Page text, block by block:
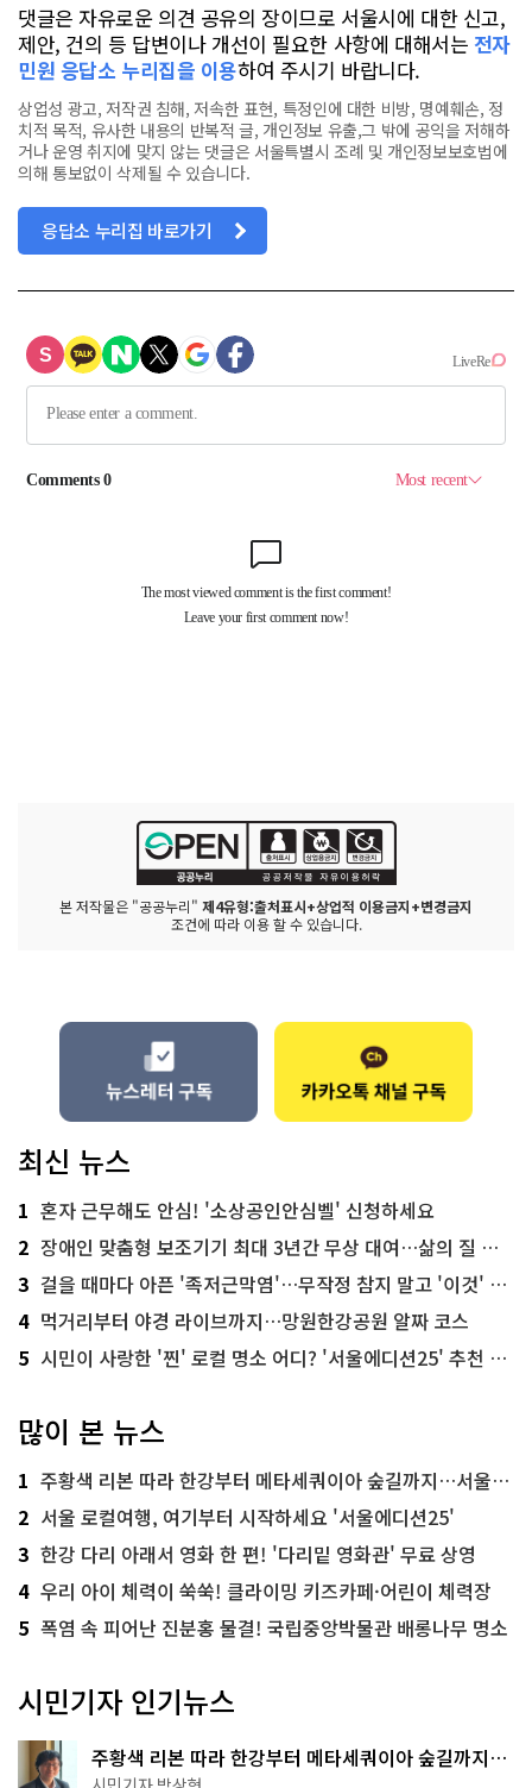
댓글은 자유로운 의견 공유의 장이므로 서울시에 대한 신고,
제안, 건의 등 답변이나 개선이 필요한 사항에 대해서는 전자
민원 응답소 누리집을 이용하여 주시기 바랍니다.
상업성 광고, 저작권 침해, 저속한 표현, 특정인에 대한 비방, 명예훼손, 정
치적 목적, 유사한 내용의 반복적 글, 개인정보 유출,그 밖에 공익을 저해하
거나 운영 취지에 맞지 않는 댓글은 서울특별시 조례 및 개인정보보호법에
의해 통보없이 삭제될 수 있습니다.
응답소 누리집 바로가기
본 저작물은 "공공누리" 제4유형:출처표시+상업적 이용금지+변경금지
조건에 따라 이용 할 수 있습니다.
최신 뉴스
1 혼자 근무해도 안심! '소상공인안심벨' 신청하세요
2 장애인 맞춤형 보조기기 최대 3년간 무상 대여…삶의 질 높인다
3 걸을 때마다 아픈 '족저근막염'…무작정 참지 말고 '이것' 해보세요!
4 먹거리부터 야경 라이브까지…망원한강공원 알짜 코스
5 시민이 사랑한 '찐' 로컬 명소 어디? '서울에디션25' 추천 코스
많이 본 뉴스
1 주황색 리본 따라 한강부터 메타세쿼이아 숲길까지…서울둘레길 15코스
2 서울 로컬여행, 여기부터 시작하세요 '서울에디션25'
3 한강 다리 아래서 영화 한 편! '다리밑 영화관' 무료 상영
4 우리 아이 체력이 쑥쑥! 클라이밍 키즈카페·어린이 체력장
5 폭염 속 피어난 진분홍 물결! 국립중앙박물관 배롱나무 명소
시민기자 인기뉴스
주황색 리본 따라 한강부터 메타세쿼이아 숲길까지…
서울둘레길 15코스